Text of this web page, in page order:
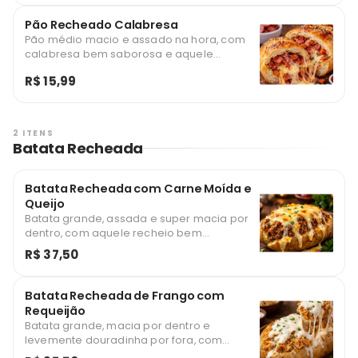
toque especial. Um lanche rápido,
saboroso e bem recheado, com o
equilíbrio perfeito entre cremosidade e
Pão Recheado Calabresa
Pão médio macio e assado na hora, com
calabresa bem saborosa e aquele
com queijo derretido que envolve tudo e
entre suculência e sabor. Uma escolha que
entrega conforto e vontade de repetir!
R$ 15,99
2 ITENS
Batata Recheada
Batata Recheada com Carne Moída e
Queijo
Batata grande, assada e super macia por
dentro, com aquele recheio bem
caprichado que já dá água na boca!
Coberta com molho bolonhesa caseiro e
trazendo sabor de comida feita com
carinho. Finalizada com muito queijo
derretido por cima, criando o equilíbrio
perfeito entre cremosidade e suculência!
Uma escolha que entrega conforto e sabor
R$ 37,50
Batata Recheada de Frango com
Requeijão
Batata grande, macia por dentro e
levemente douradinha por fora, com
aquele conforto de comida bem feita!